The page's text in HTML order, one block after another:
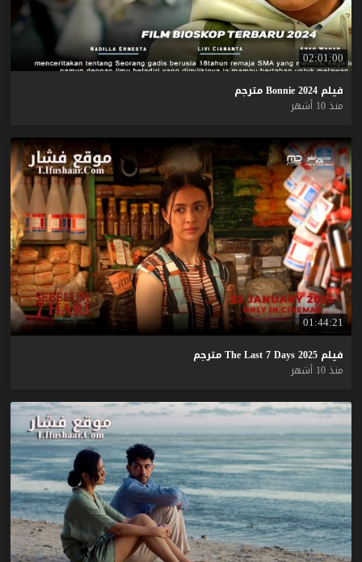
02:01:00
فيلم Bonnie 2024
مترجم
منذ 10 أشهر
01:44:21
فيلم The Last 7 Days 2025
مترجم
منذ 10 أشهر